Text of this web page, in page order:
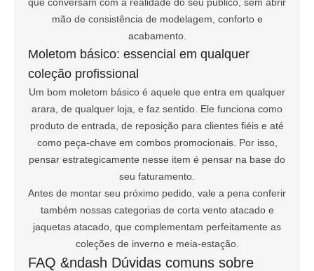
mão de consistência de modelagem, conforto e
acabamento.
Moletom básico: essencial em qualquer
coleção profissional
Um bom moletom básico é aquele que entra em qualquer
arara, de qualquer loja, e faz sentido. Ele funciona como
produto de entrada, de reposição para clientes fiéis e até
como peça-chave em combos promocionais. Por isso,
pensar estrategicamente nesse item é pensar na base do
seu faturamento.
Antes de montar seu próximo pedido, vale a pena conferir
também nossas categorias de corta vento atacadoe
jaquetas atacado , que complementam perfeitamente as
coleções de inverno e meia-estação.
FAQ &ndash Dúvidas comuns sobre